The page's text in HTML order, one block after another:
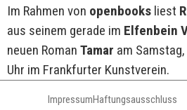
Im Rahmen von openbooks liest
aus seinem gerade im Elfenbein
neuen Roman Tamar am
Uhr im Frankfurter Kunstverein.
ImpressumHaftungsausschluss